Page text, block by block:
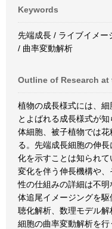
Keywords
先端成長 / ライブイメ
/ 曲率変動解析
Outline of Research at
植物の成長様式には、
とよばれる成長様式が
体細胞、被子植物では
る。先端成長細胞の伸
化を示すことは知られ
変化を伴う伸長機構や
性の仕組みの詳細は不
体追尾イメージングを
聴化解析、数理モデル
細胞の曲率変動解析を